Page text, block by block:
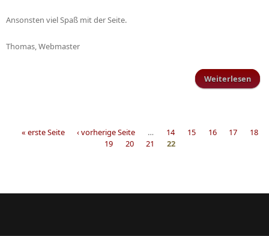
Ansonsten viel Spaß mit der Seite.
Thomas, Webmaster
Weiterlesen
« erste Seite ‹ vorherige Seite … 14 15 16 17
18
19
20 21 22